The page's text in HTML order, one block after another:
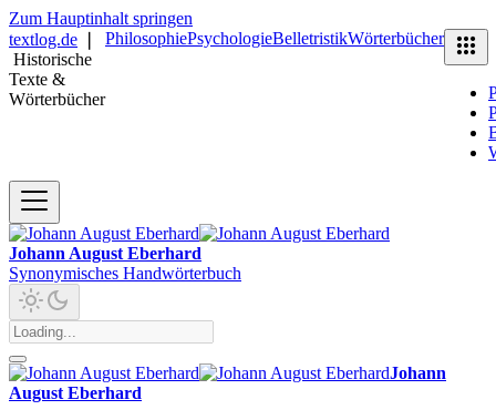
Zum Hauptinhalt springen
textlog.de
Historische
Texte &
Wörterbücher
PhilosophiePsychologieBelletristikWörterbücher
Johann August Eberhard
Synonymisches Handwörterbuch
Johann
August Eberhard